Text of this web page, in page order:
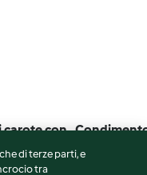
carote con
balsamico
di terze parti, e
tra